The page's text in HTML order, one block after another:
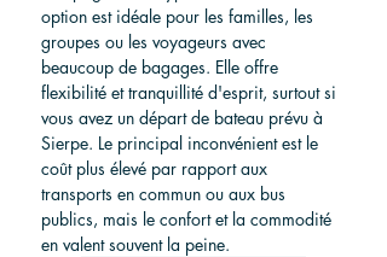
option est idéale pour les familles, les
groupes ou les voyageurs avec
beaucoup de bagages. Elle offre
flexibilité et tranquillité d'esprit, surtout si
vous avez un départ de bateau prévu à
Sierpe. Le principal inconvénient est le
coût plus élevé par rapport aux
transports en commun ou aux bus
publics, mais le confort et la commodité
en valent souvent la peine.